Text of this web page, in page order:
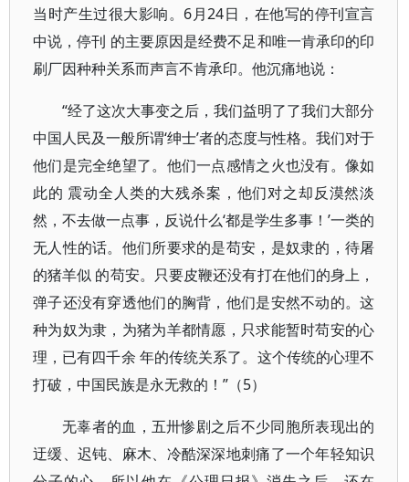
当时产生过很大影响。6月24日，在他写的停刊宣言
中说，停刊 的主要原因是经费不足和唯一肯承印的印
刷厂因种种关系而声言不肯承印。他沉痛地说：
“经了这次大事变之后，我们益明了了我们大部分
中国人民及一般所谓‘绅士’者的态度与性格。我们对于
他们是完全绝望了。他们一点感情之火也没有。像如
此的 震动全人类的大残杀案，他们对之却反漠然淡
然，不去做一点事，反说什么‘都是学生多事！’一类的
无人性的话。他们所要求的是苟安，是奴隶的，待屠
的猪羊似 的苟安。只要皮鞭还没有打在他们的身上，
弹子还没有穿透他们的胸背，他们是安然不动的。这
种为奴为隶，为猪为羊都情愿，只求能暂时苟安的心
理，已有四千余 年的传统关系了。这个传统的心理不
打破，中国民族是永无救的！”（5）
无辜者的血，五卅惨剧之后不少同胞所表现出的
迂缓、迟钝、麻木、冷酷深深地刺痛了一个年轻知识